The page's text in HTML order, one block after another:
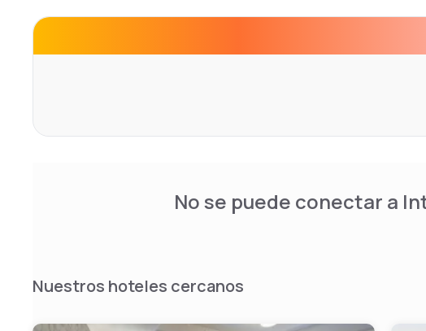
No se puede conectar a
Nuestros hoteles cercanos